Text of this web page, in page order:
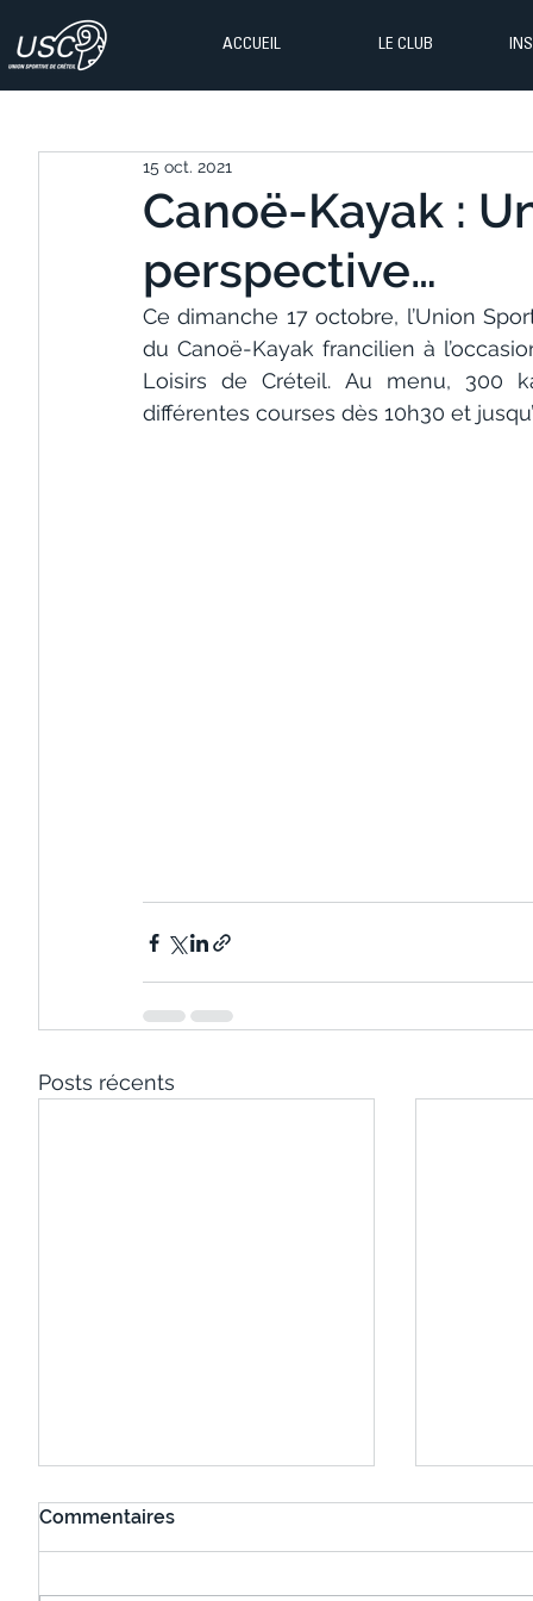
ACCUEIL LE CLUB
Canoë-Kayak :
perspective…
15 oct. 2021
Ce dimanche 17 octobre, l’Union
du Canoë-Kayak francilien à
Loisirs de Créteil. Au menu, 300
différentes courses dès 10h30 et
Posts récents
Commentaires